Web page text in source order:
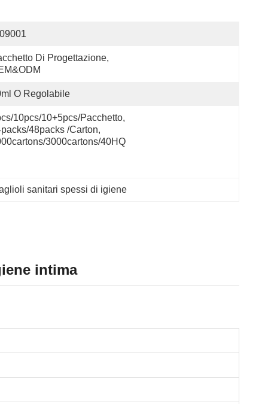
Di Progettazione,
O Regolabile
10pcs/10+5pcs/pacchetto,
48packs /carton,
3000cartons/40HQ
sanitari spessi di igiene
intima